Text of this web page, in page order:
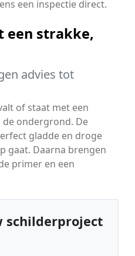
een inspectie direct.
een strakke,
advies tot
of staat met een
ondergrond. De
gladde en droge
gaat. Daarna brengen
primer en een
schilderproject